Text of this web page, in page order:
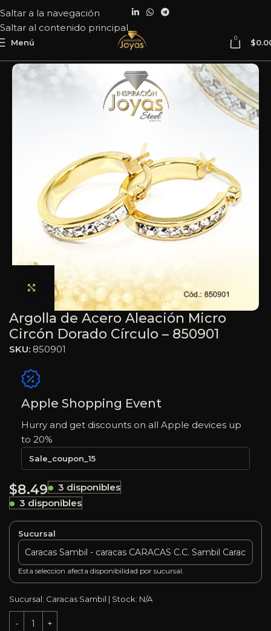
Saltar a la navegación
Saltar al contenido principal
Menú 0 $
Haga clic para ampliar
Argolla de Acero Aleación Micro
Circón Dorado Círculo – 850901
SKU: 850901
Apple Shopping Event
Hurry and get discounts on all Apple devices up
to 20%
Sale_coupon_15
$8.49
3 disponibles
3 disponibles
Sucursal
Esta seleccion afecta disponibilidad por sucursal.
Sucursal: Caracas Sambil | Stock: N/A